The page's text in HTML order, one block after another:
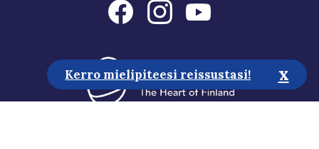
Kerro mielipiteesi reissustasi! x